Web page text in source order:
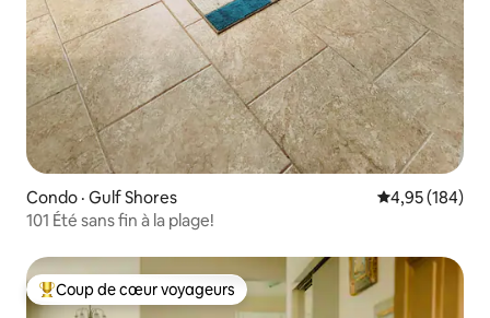
Condo · Gulf Shores Note
4,95 (184)
101 Été sans fin à la plage!
Coup de cœur voyageurs parmi les plus aimés
Coup de cœur voyageurs